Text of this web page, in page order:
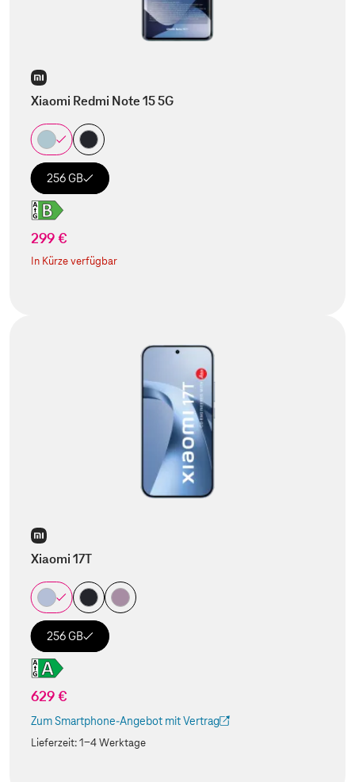
Xiaomi Redmi Note 15 5G
256 GB
299 €
In Kürze verfügbar
Xiaomi 17T
256 GB
629 €
Zum Smartphone-Angebot mit Vertrag
(Der Link wird in einem neuen Tab geöffnet)
Lieferzeit:1-4 Werktage